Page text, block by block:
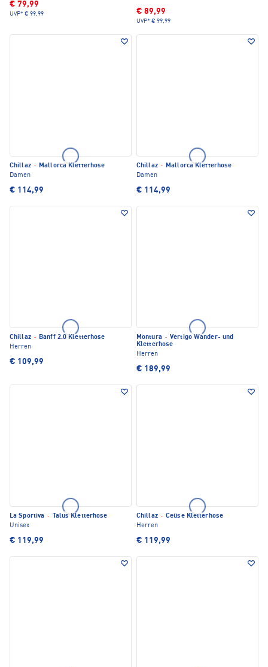
€ 79,99
UVP* € 99,99 € 89,99
UVP* € 99,99
Chillaz · Mallorca Kletterhose
Damen
€ 114,99
Chillaz · Mallorca Kletterhose
Damen
€ 114,99
Chillaz · Banff 2.0 Kletterhose
Herren
€ 109,99
Montura · Vertigo Wander- und
Kletterhose
Herren
€ 189,99
La Sportiva ·
Talus Kletterhose
Unisex
€ 119,99
Chillaz · Ceüse Kletterhose
Herren
€ 119,99